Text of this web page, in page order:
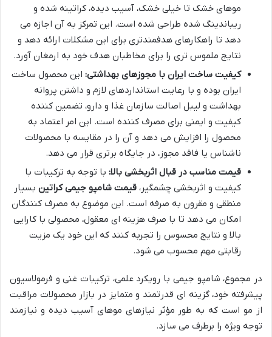
موهای خشک تا خیلی خشک، آسیب دیده، کراتینه شده و
ریباندینگ شده طراحی شده است. این تمرکز به آن اجازه می
دهد تا راهکارهای هدفمندتری برای این مشکلات ارائه دهد و
نتایج ملموس تری را برای مخاطبان هدف خود به ارمغان آورد.
کیفیت ساخت ایران با مجوزهای بهداشتی: این محصول ساخت
ایران بوده و با رعایت استانداردهای لازم و داشتن پروانه
بهداشت و لیبل اصالت سازمان غذا و دارو، تضمین کننده
کیفیت و ایمنی برای مصرف کننده است. این امر اعتماد به
محصول را افزایش می دهد و آن را در مقایسه با محصولات
ناشناس یا فاقد مجوز، در جایگاه برتری قرار می دهد.
قیمت مناسب در قبال اثربخشی بالا: با توجه به ترکیبات با
کیفیت و اثربخشی چشمگیر، قیمت شامپو جیمی کراتین بسیار
منطقی و مقرون به صرفه است. این موضوع به مصرف کنندگان
امکان می دهد تا با صرف هزینه ای معقول، محصولی با کارایی
بالا و نتایج محسوس را تجربه کنند که این خود یک مزیت
رقابتی مهم محسوب می شود.
در مجموع، شامپو جیمی با رویکرد علمی، ترکیبات غنی و فرمولاسیون
پیشرفته خود، گزینه ای قدرتمند و متمایز در بازار محصولات مراقبت
از مو است که به طور مؤثر نیازهای موهای آسیب دیده و نیازمند
توجه ویژه را برطرف می سازد.